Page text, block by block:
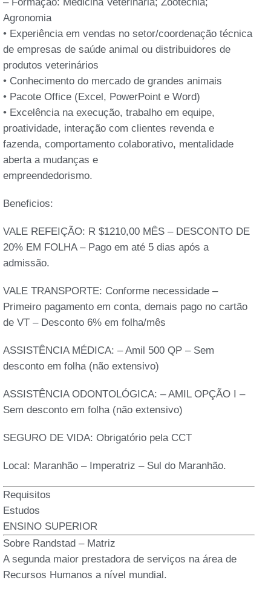
Agronomia
• Experiência em vendas no setor/coordenação técnica
de empresas de saúde animal ou distribuidores de
produtos veterinários
• Conhecimento do mercado de grandes animais
• Pacote Office (Excel, PowerPoint e Word)
• Excelência na execução, trabalho em equipe,
proatividade, interação com clientes revenda e
fazenda, comportamento colaborativo, mentalidade
aberta a mudanças e
empreendedorismo.
Beneficios:
VALE REFEIÇÃO: R $1210,00 MÊS – DESCONTO DE
20% EM FOLHA – Pago em até 5 dias após a
admissão.
VALE TRANSPORTE: Conforme necessidade –
Primeiro pagamento em conta, demais pago no cartão
de VT – Desconto 6% em folha/mês
ASSISTÊNCIA MÉDICA: – Amil 500 QP – Sem
desconto em folha (não extensivo)
ASSISTÊNCIA ODONTOLÓGICA: – AMIL OPÇÃO I –
Sem desconto em folha (não extensivo)
SEGURO DE VIDA: Obrigatório pela CCT
Local: Maranhão – Imperatriz – Sul do Maranhão.
Requisitos
Estudos
ENSINO SUPERIOR
Sobre Randstad – Matriz
A segunda maior prestadora de serviços na área de
Recursos Humanos a nível mundial.